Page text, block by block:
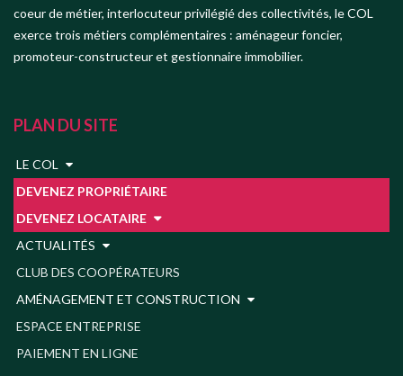
coeur de métier, interlocuteur privilégié des collectivités, le COL
exerce trois métiers complémentaires : aménageur foncier,
promoteur-constructeur et gestionnaire immobilier.
PLAN DU SITE
LE COL
DEVENEZ PROPRIÉTAIRE
DEVENEZ LOCATAIRE
ACTUALITÉS
CLUB DES COOPÉRATEURS
AMÉNAGEMENT ET CONSTRUCTION
ESPACE ENTREPRISE
PAIEMENT EN LIGNE